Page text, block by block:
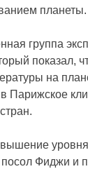
планеты.
группа
показал,
на
Парижское
посол Фиджи и